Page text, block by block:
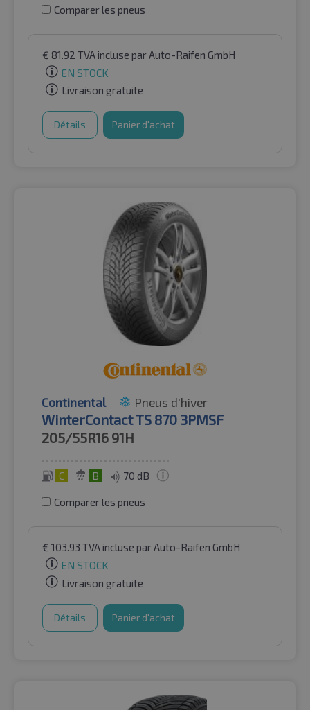
Comparer les pneus
€ 81.92 TVA incluse par Auto-Raifen GmbH
EN STOCK
Livraison gratuite
Détails Panier d'achat
Continental Pneus d'hiver
WinterContact TS 870 3PMSF
205/55R16 91H
C B 70 dB
Comparer les pneus
€ 103.93 TVA incluse par Auto-Raifen GmbH
EN STOCK
Livraison gratuite
Détails Panier d'achat